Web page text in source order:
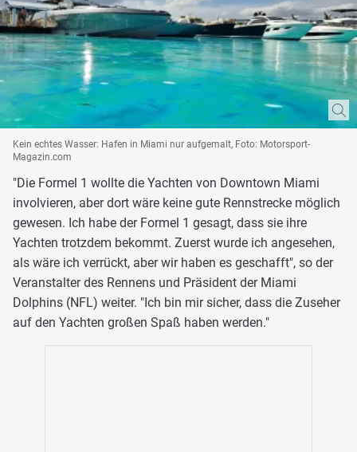
Kein echtes Wasser: Hafen in Miami nur aufgemalt, Foto: Motorsport-
Magazin.com
"Die Formel 1 wollte die Yachten von Downtown Miami
involvieren, aber dort wäre keine gute Rennstrecke möglich
gewesen. Ich habe der Formel 1 gesagt, dass sie ihre
Yachten trotzdem bekommt. Zuerst wurde ich angesehen,
als wäre ich verrückt, aber wir haben es geschafft", so der
Veranstalter des Rennens und Präsident der Miami
Dolphins (NFL) weiter. "Ich bin mir sicher, dass die Zuseher
auf den Yachten großen Spaß haben werden."